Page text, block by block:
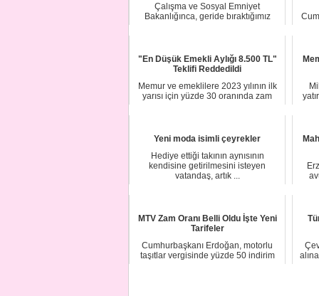
Çalışma ve Sosyal Emniyet
Bakanlığınca, geride bıraktığımız
"En Düşük Emekli Aylığı 8.500 TL"
Teklifi Reddedildi
Memur ve emeklilere 2023 yılının ilk
yarısı için yüzde 30 oranında zam
Yeni moda isimli çeyrekler
Hediye ettiği takının aynısının
kendisine getirilmesini isteyen
vatandaş, artık ...
MTV Zam Oranı Belli Oldu İşte Yeni
Tarifeler
Cumhurbaşkanı Erdoğan, motorlu
taşıtlar vergisinde yüzde 50 indirim